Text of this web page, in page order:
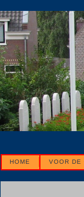
HOME VOOR DE